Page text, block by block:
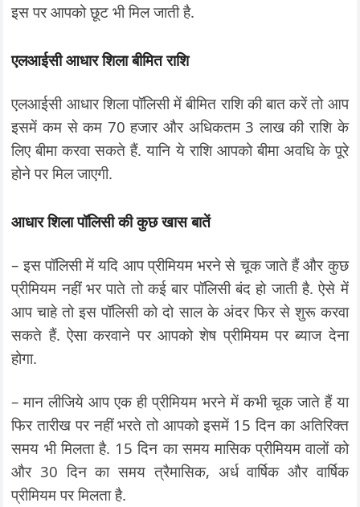
इस पर आपको छूट भी मिल जाती है.
एलआईसी आधार शिला बीमित राशि
एलआईसी आधार शिला पॉलिसी में बीमित राशि की बात करें तो आप
इसमें कम से कम 70 हजार और अधिकतम 3 लाख की राशि के
लिए बीमा करवा सकते हैं. यानि ये राशि आपको बीमा अवधि के पूरे
होने पर मिल जाएगी.
आधार शिला पॉलिसी की कुछ खास बातें
– इस पॉलिसी में यदि आप प्रीमियम भरने से चूक जाते हैं और कुछ
प्रीमियम नहीं भर पाते तो कई बार पॉलिसी बंद हो जाती है. ऐसे में
आप चाहे तो इस पॉलिसी को दो साल के अंदर फिर से शुरू करवा
सकते हैं. ऐसा करवाने पर आपको शेष प्रीमियम पर ब्याज देना
होगा.
– मान लीजिये आप एक ही प्रीमियम भरने में कभी चूक जाते हैं या
फिर तारीख पर नहीं भरते तो आपको इसमें 15 दिन का अतिरिक्त
समय भी मिलता है. 15 दिन का समय मासिक प्रीमियम वालों को
और 30 दिन का समय त्रैमासिक, अर्ध वार्षिक और वार्षिक
प्रीमियम पर मिलता है.